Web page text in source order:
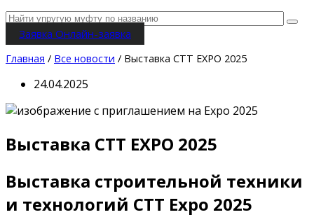
Заявка Онлайн-заявка
Главная / Все новости / Выставка CTT EXPO 2025
24.04.2025
Выставка CTT EXPO 2025
Выставка строительной техники
и технологий CTT Expo 2025